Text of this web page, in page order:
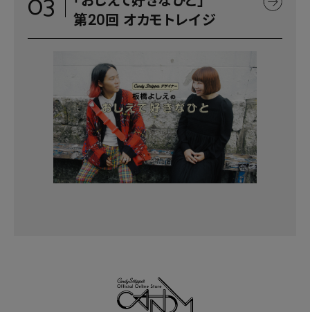
第20回 オカモトレイジ